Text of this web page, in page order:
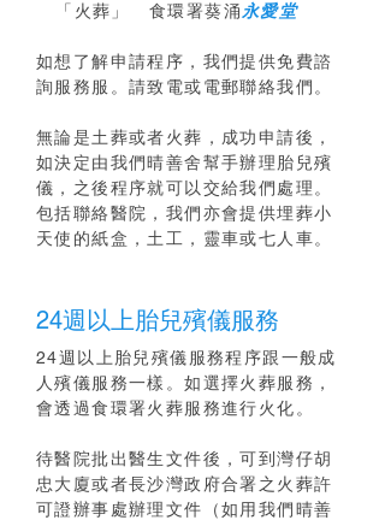
「火葬」 食環署葵涌 永愛堂
如想了解申請程序，我們提供免費諮
詢服務服。請致電或電郵聯絡我們。
無論是土葬或者火葬，成功申請後，
如決定由我們晴善舍幫手辦理胎兒殯
儀，之後程序就可以交給我們處理。
包括聯絡醫院，我們亦會提供埋葬小
天使的紙盒，土工，靈車或七人車。
24週以上胎兒殯儀服務
24週以上胎兒殯儀服務程序跟一般成
人殯儀服務一樣。如選擇火葬服務，
會透過食環署火葬服務進行火化。
待醫院批出醫生文件後，可到灣仔胡
忠大廈或者長沙灣政府合署之火葬許
可證辦事處辦理文件（如用我們晴善